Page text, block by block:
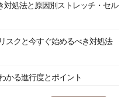
対処法と原因別ストレッチ・セル
スクと今すぐ始めるべき対処法
かる進行度とポイント